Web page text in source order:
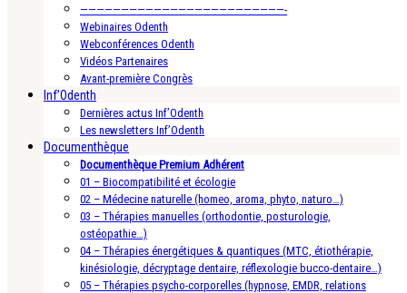
—————————————————————————-
Webinaires Odenth
Webconférences Odenth
Vidéos Partenaires
Avant-première Congrès
Inf’Odenth
Dernières actus Inf’Odenth
Les newsletters Inf’Odenth
Documenthèque
Documenthèque Premium Adhérent
01 – Biocompatibilité et écologie
02 – Médecine naturelle (homeo, aroma, phyto, naturo…)
03 – Thérapies manuelles (orthodontie, posturologie,
ostéopathie…)
04 – Thérapies énergétiques & quantiques (MTC, étiothérapie,
kinésiologie, décryptage dentaire, réflexologie bucco-dentaire…)
05 – Thérapies psycho-corporelles (hypnose, EMDR, relations